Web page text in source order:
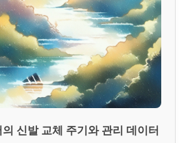
신발 교체 주기와 관리 데이터